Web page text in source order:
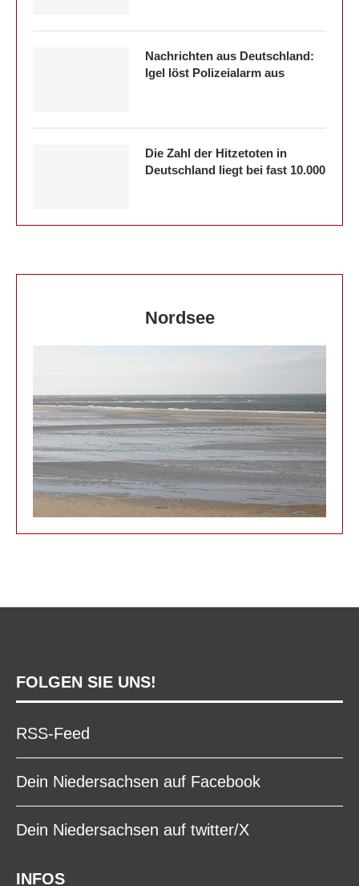
Nachrichten aus Deutschland:
Igel löst Polizeialarm aus
Die Zahl der Hitzetoten in
Deutschland liegt bei fast 10.000
Nordsee
FOLGEN SIE UNS!
RSS-Feed
Dein Niedersachsen auf Facebook
Dein Niedersachsen auf twitter/X
INFOS